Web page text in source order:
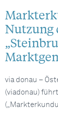
Nutzung
via donau –
(viadonau)